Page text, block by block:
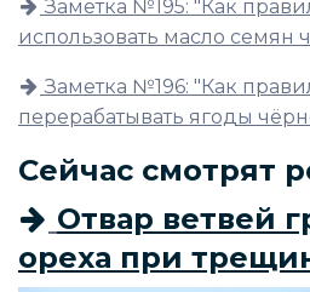
Заметка №195: "Как
использовать масло
Заметка №196: "Как
перерабатывать ягоды
Сейчас смотрят
Отвар ветвей
ореха при